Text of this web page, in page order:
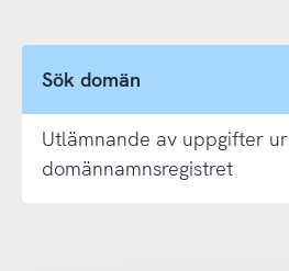
Sök domän
Utlämnande av uppgifter ur
domännamnsregistret